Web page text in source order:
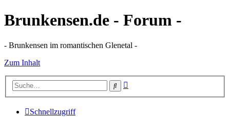
Brunkensen.de - Forum -
- Brunkensen im romantischen Glenetal -
Zum Inhalt
Suche
Schnellzugriff